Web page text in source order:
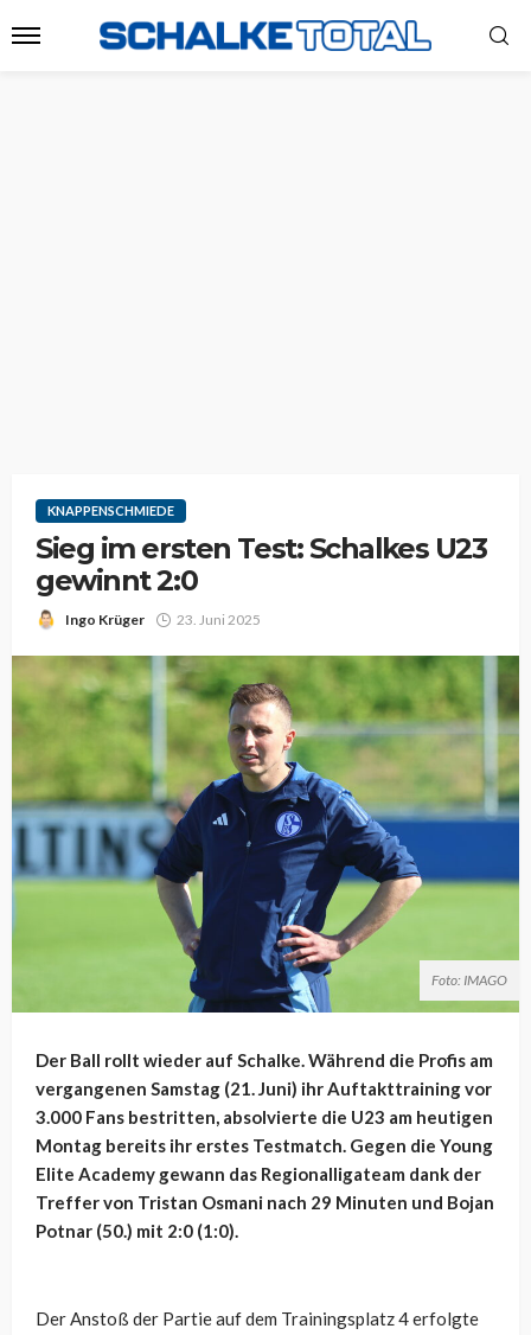
KNAPPENSCHMIEDE
Sieg im ersten Test: Schalkes U23
gewinnt 2:0
Ingo Krüger 23. Juni 2025
Foto: IMAGO
Der Ball rollt wieder auf Schalke. Während die Profis am
vergangenen Samstag (21. Juni) ihr Auftakttraining vor
3.000 Fans bestritten, absolvierte die U23 am heutigen
Montag bereits ihr erstes Testmatch. Gegen die Young
Elite Academy gewann das Regionalligateam dank der
Treffer von Tristan Osmani nach 29 Minuten und Bojan
Potnar (50.) mit 2:0 (1:0).
Der Anstoß der Partie auf dem Trainingsplatz 4 erfolgte